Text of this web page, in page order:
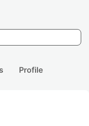
Profile